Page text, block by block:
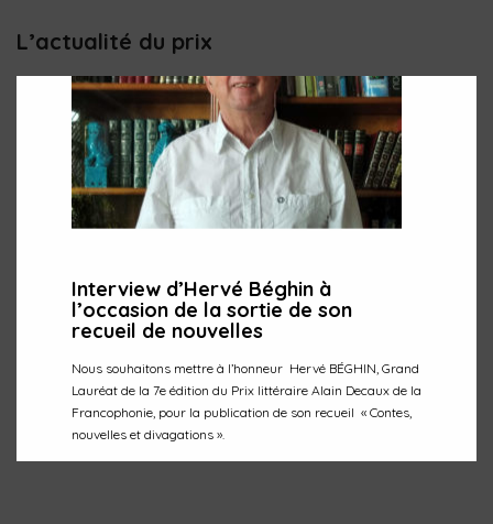
L’actualité du prix
Interview d’Hervé Béghin à
l’occasion de la sortie de son
recueil de nouvelles
Nous souhaitons mettre à l’honneur Hervé BÉGHIN, Grand
Lauréat de la 7e édition du Prix littéraire Alain Decaux de la
Francophonie, pour la publication de son recueil « Contes,
nouvelles et divagations ».